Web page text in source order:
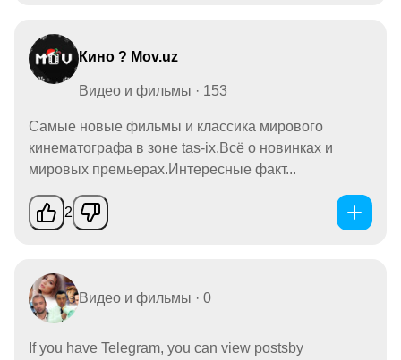
Кино ? Mov.uz
Видео и фильмы · 153
Самые новые фильмы и классика мирового
кинематографа в зоне tas-ix.Всё о новинках и
мировых премьерах.Интересные факт...
2
Видео и фильмы · 0
If you have Telegram, you can view postsby